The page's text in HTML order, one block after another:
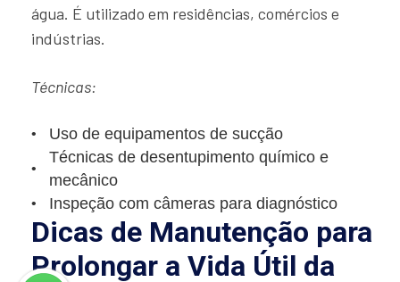
água. É utilizado em residências, comércios e
indústrias.
Técnicas:
Uso de equipamentos de sucção
Técnicas de desentupimento químico e
mecânico
Inspeção com câmeras para diagnóstico
Dicas de Manutenção para
Prolongar a Vida Útil da